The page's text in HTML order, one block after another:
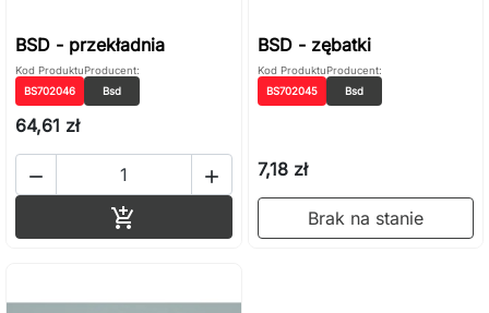
BSD - przekładnia
Kod Produktu
BS702046
Producent:
Bsd
64,61 zł
 

BSD - zębatki
Kod Produktu
BS702045
Producent:
Bsd
7,18 zł
Brak na stanie